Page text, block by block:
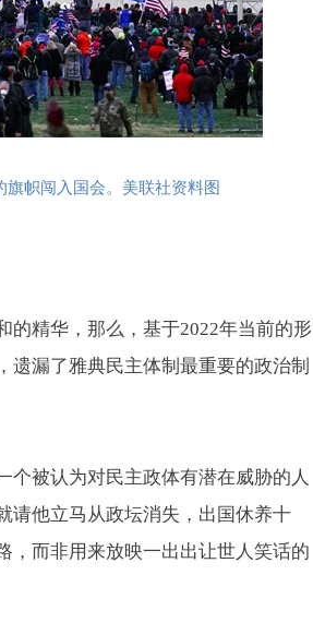
旗帜闯入国会。美联社资料图
的精华，那么，基于2022年当前的形
遗漏了雅典民主体制最重要的政治制
个被认为对民主政体有潜在威胁的人
请他立马从政坛消失，出国休养十
，而非用来放映一出出让世人笑话的